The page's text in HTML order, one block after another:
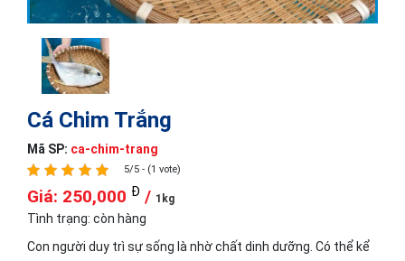
Cá Chim Trắng
Mã SP: ca-chim-trang
5/5 - (1 vote)
Giá: 250,000 Đ / 1kg
Tình trạng: còn hàng
Con người duy trì sự sống là nhờ chất dinh dưỡng. Có thể kể